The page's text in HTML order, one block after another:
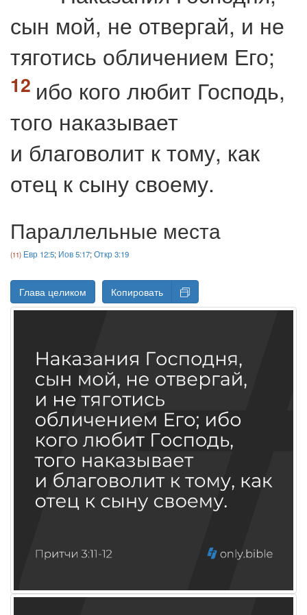
сын мой, не отвергай, и не
тяготись обличением Его;
ибо кого любит Господь,
того наказывает
и благоволит к тому, как
отец к сыну своему.
Параллельные места
Евр 12:5; Иов 5:17;Откр 3:19
Глава целиком Копировать